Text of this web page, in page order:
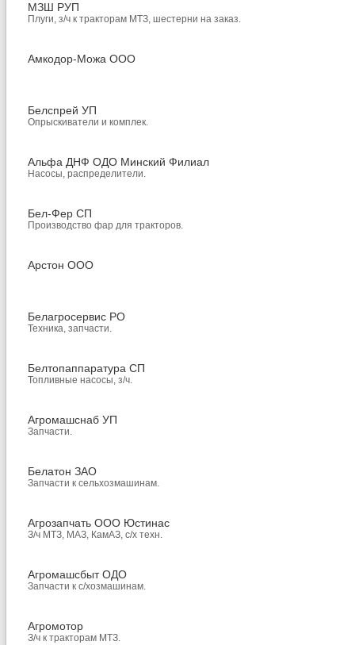
МЗШ РУП
Плуги, з/ч к тракторам МТЗ, шестерни на заказ.
Амкодор-Можа ООО
Белспрей УП
Опрыскиватели и комплек.
Альфа ДНФ ОДО Минский Филиал
Насосы, распределители.
Бел-Фер СП
Производство фар для тракторов.
Арстон ООО
Белагросервис РО
Техника, запчасти.
Белтопаппаратура СП
Топливные насосы, з/ч.
Агромашснаб УП
Запчасти.
Белатон ЗАО
Запчасти к сельхозмашинам.
Агрозапчать ООО Юстинас
З/ч МТЗ, МАЗ, КамАЗ, с/х техн.
Агромашсбыт ОДО
Запчасти к с/хозмашинам.
Агромотор
З/ч к тракторам МТЗ.